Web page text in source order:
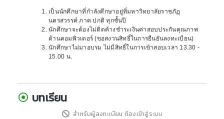
เป็นนักศึกษาที่กำลังศึกษาอยู่ที่มหาวิทยาลัยราชภัฏ
นครสวรรค์ ภาค ปกติ ทุกชั้นปี
นักศึกษาจะต้องไม่ติดค้างชำระเงินค่าสอบประกันคุณภาพ
ด้านคอมพิวเตอร์ (ขอสงวนสิทธิ์ในการยืนยันลงทะเบียน)
นักศึกษาไม่มาอบรม ไม่มีสิทธิ์ในการเข้าสอบเวลา 13.30 -
15.00 น.
บทเรียน
สำหรับผู้ลงทะเบียน ต้องเข้าสู่ระบบ